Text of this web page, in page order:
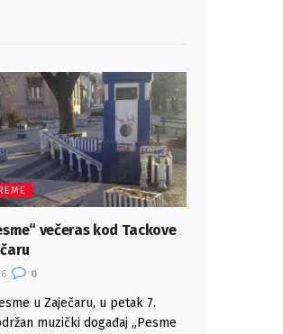
večeras kod Tackove
0
u Zaječaru, u petak 7.
muzički događaj „Pesme